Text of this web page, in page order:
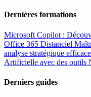
Dernières formations
Microsoft Copilot :
Office 365 Distanciel
analyse stratégique efficace
Artificielle avec des outils
Derniers guides